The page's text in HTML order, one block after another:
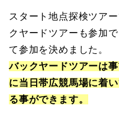
スタート地点探検ツア
クヤードツアーも参加
て参加を決めました。
バックヤードツアーは
に当日帯広競馬場に着
る事ができます。